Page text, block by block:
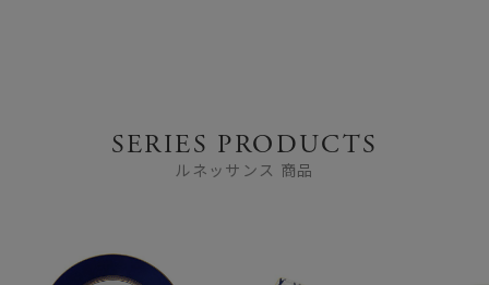
SERIES PRODUCTS
ルネッサンス 商品